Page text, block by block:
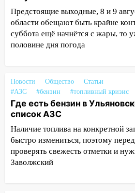
12:34 На Ульяновскую
надвигается сильнейшая
и шквал до 27 м/с
Ульяновец хотел
12:20
В Чердаклинском
столкнулись «Лада» и
пострадал 14-летний
12:00
Где есть бензин в
августа: список АЗС
11:50 Заснул рядом с
случайно задушил его:
Предстоящие выходные, 8 и 9
области обещают быть крайне
суббота ещё начнётся с жары, то
половине дня погода
Новости Общество
Статьи
#АЗС
#бензин #топливный кризис
Где есть бензин в
список АЗС
Наличие топлива на конкретной
быстро измениться, поэтому
проверять свежесть отметки и
Заволжский